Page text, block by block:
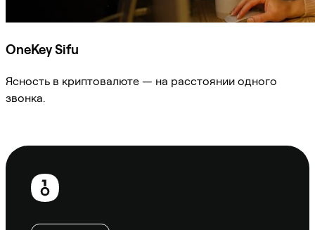
OneKey Sifu
Ясность в криптовалюте — на расстоянии одного
звонка.
Нижний
колонтитул